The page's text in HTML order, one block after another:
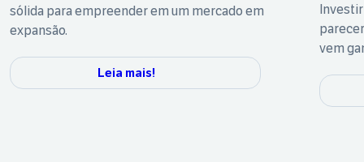
sólida para empreender em um mercado em
expansão.
Leia mais!
vem